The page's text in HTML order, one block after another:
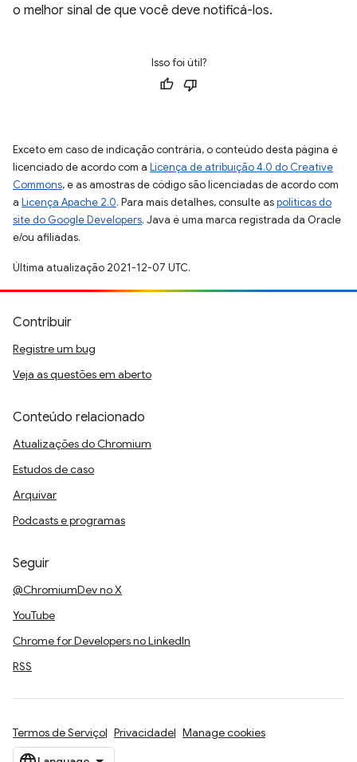
o melhor sinal de que você deve notificá-los.
Isso foi útil?
Exceto em caso de indicação contrária, o conteúdo desta página é
licenciado de acordo com a Licença de atribuição 4.0 do Creative
Commons, e as amostras de código são licenciadas de acordo com
a Licença Apache 2.0. Para mais detalhes, consulte aspolíticas do
site do Google Developers. Java é uma marca registrada da Oracle
e/ou afiliadas.
Última atualização 2021-12-07 UTC.
Contribuir
Registre um bug
Veja as questões em aberto
Conteúdo relacionado
Atualizações do Chromium
Estudos de caso
Arquivar
Podcasts e programas
Seguir
@ChromiumDev no X
YouTube
Chrome for Developers no LinkedIn
RSS
Termos de Serviço Privacidade Manage cookies